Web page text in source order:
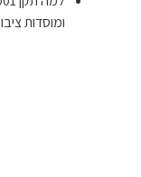
ומוסדות